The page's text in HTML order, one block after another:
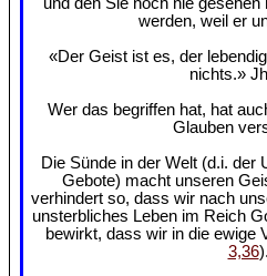
werden, weil er
«Der Geist ist es, der
nichts.»
Wer das begriffen hat, hat
Glauben
Die Sünde in der Welt (d.i. der
Gebote) macht unseren
verhindert so, dass wir nach
unsterbliches Leben im Reich
bewirkt, dass wir in die ewige
3,36).